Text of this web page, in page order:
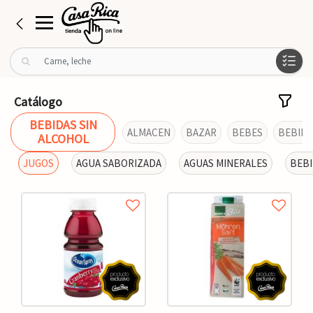
B
u
r
p
Catálogo
BEBIDAS SIN
ALCOHOL
ALMACEN BAZAR BEBES
JUGOS AGUA SABORIZADA AGUAS MINERALES